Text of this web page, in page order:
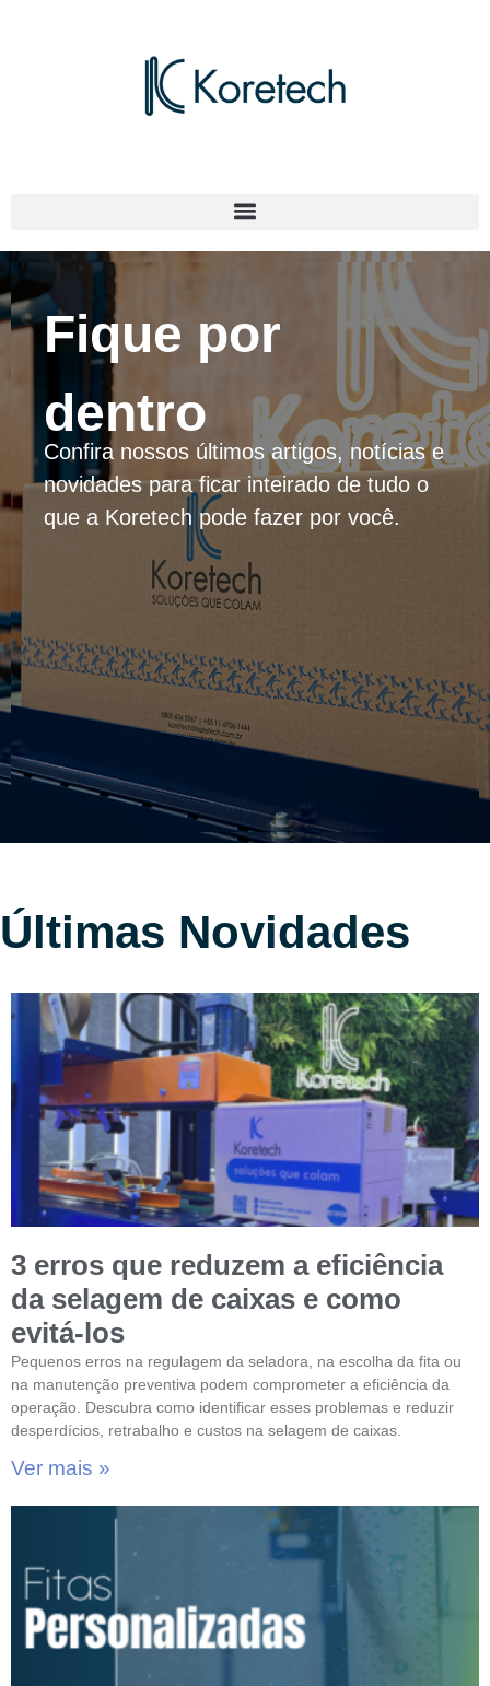
Fique por
dentro
Confira nossos últimos artigos, notícias e
novidades para ficar inteirado de tudo o
que a Koretech pode fazer por você.
Últimas Novidades
3 erros que reduzem a eficiência
da selagem de caixas e como
evitá-los
Pequenos erros na regulagem da seladora, na escolha da fita ou
na manutenção preventiva podem comprometer a eficiência da
operação. Descubra como identificar esses problemas e reduzir
desperdícios, retrabalho e custos na selagem de caixas.
Ver mais »